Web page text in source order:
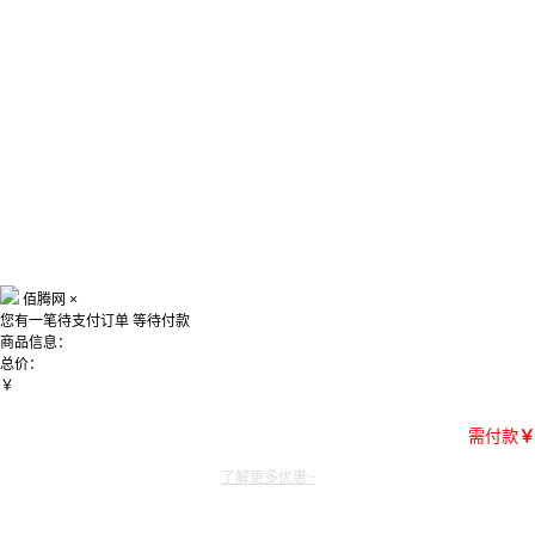
佰腾网 ×
您有一笔待支付订单 等待付款
商品信息：
总价：
￥
需付款￥
了解更多优惠~